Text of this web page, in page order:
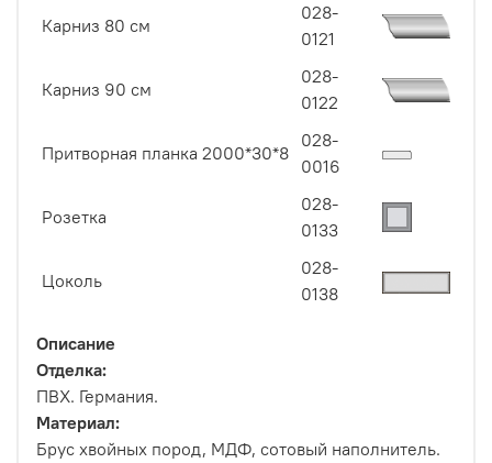
Карниз 80 см
028-
0121
Карниз 90 см
028-
0122
Притворная планка 2000*30*8
028-
0016
Розетка
028-
0133
Цоколь
028-
0138
Описание
Отделка:
ПВХ. Германия.
Материал:
Брус хвойных пород, МДФ, сотовый наполнитель.